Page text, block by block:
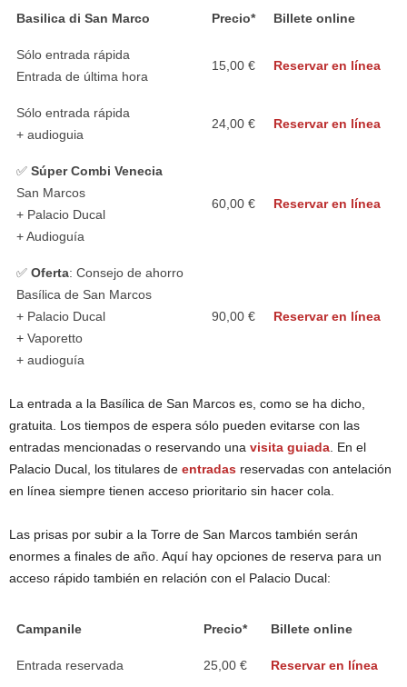
Basilica di San Marco Precio* Billete online
Sólo entrada rápida
Entrada de última hora
15,00 € Reservar en línea
Sólo entrada rápida
+ audioguia
24,00 € Reservar en línea
✅ Súper Combi Venecia
San Marcos
+ Palacio Ducal
+ Audioguía
60,00 € Reservar en línea
✅ Oferta: Consejo de ahorro
Basílica de San Marcos
+ Palacio Ducal
+ Vaporetto
+ audioguía
90,00 € Reservar en línea
La entrada a la Basílica de San Marcos es, como se ha dicho,
gratuita. Los tiempos de espera sólo pueden evitarse con las
entradas mencionadas o reservando una visita guiada. En el
Palacio Ducal, los titulares de entradas reservadas con antelación
en línea siempre tienen acceso prioritario sin hacer cola.
Las prisas por subir a la Torre de San Marcos también serán
enormes a finales de año. Aquí hay opciones de reserva para un
acceso rápido también en relación con el Palacio Ducal:
Campanile Precio* Billete online
Entrada reservada 25,00 € Reservar en línea